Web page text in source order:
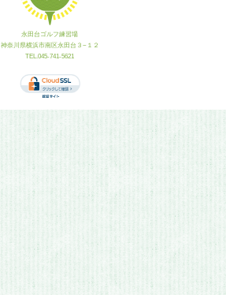
永田台ゴルフ練習場
神奈川県横浜市南区永田台３−１２
TEL.045-741-5621